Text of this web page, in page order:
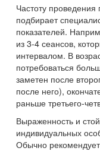
Частоту
подбирает
показателей.
из 3-4 сеансов,
интервалом. В
потребоваться
заметен после
после него),
раньше третьего-
Выраженность и
индивидуальных
Обычно